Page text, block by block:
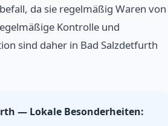
da sie regelmäßig Waren von
Kontrolle und
sind daher in Bad Salzdetfurth
— Lokale Besonderheiten: